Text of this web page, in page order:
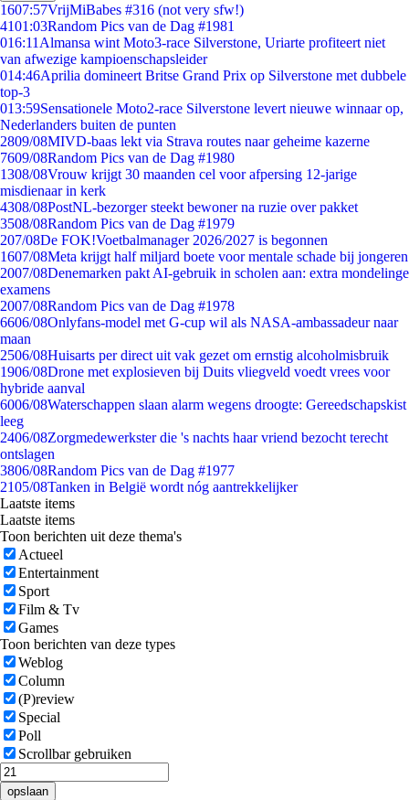
1607:57VrijMiBabes #316 (not very sfw!)
4101:03Random Pics van de Dag #1981
016:11 Almansa wint Moto3-race Silverstone, Uriarte profiteert niet
van afwezige kampioenschapsleider
014:46Aprilia domineert Britse Grand Prix op Silverstone met dubbele
top-3
013:59Sensationele Moto2-race Silverstone levert nieuwe winnaar op,
Nederlanders buiten de punten
2809/08MIVD-baas lekt via Strava routes naar geheime kazerne
7609/08Random Pics van de Dag #1980
1308/08Vrouw krijgt 30 maanden cel voor afpersing 12-jarige
misdienaar in kerk
4308/08PostNL-bezorger steekt bewoner na ruzie over pakket
3508/08Random Pics van de Dag #1979
207/08De FOK!Voetbalmanager 2026/2027 is begonnen
1607/08Meta krijgt half miljard boete voor mentale schade bij jongeren
2007/08Denemarken pakt AI-gebruik in scholen aan: extra mondelinge
examens
2007/08Random Pics van de Dag #1978
6606/08Onlyfans-model met G-cup wil als NASA-ambassadeur naar
maan
2506/08Huisarts per direct uit vak gezet om ernstig alcoholmisbruik
1906/08Drone met explosieven bij Duits vliegveld voedt vrees voor
hybride aanval
6006/08Waterschappen slaan alarm wegens droogte: Gereedschapskist
leeg
2406/08Zorgmedewerkster die 's nachts haar vriend bezocht terecht
ontslagen
3806/08Random Pics van de Dag #1977
2105/08Tanken in België wordt nóg aantrekkelijker
Laatste items
Laatste items
Toon berichten uit deze thema's
Actueel
Entertainment
Sport
Film & Tv
Games
Toon berichten van deze types
Weblog
Column
(P)review
Special
Poll
Scrollbar gebruiken
opslaan